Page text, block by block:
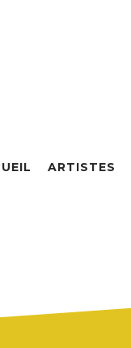
ARTISTES